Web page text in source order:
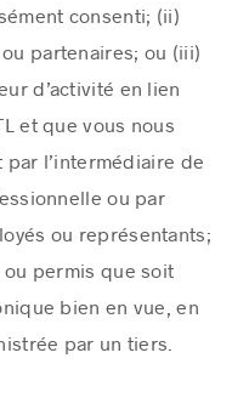
consenti; (ii)
partenaires; ou (iii)
d’activité en lien
et que vous nous
l’intermédiaire de
ou par
ou représentants;
permis que soit
bien en vue, en
par un tiers.